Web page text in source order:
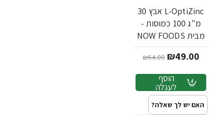
L-OptiZinc אבץ 30
מ"ג 100 כמוסות -
מבית NOW FOODS
₪49.00
₪64.00
הוסף
לעגלה
האם יש לך שאלה?